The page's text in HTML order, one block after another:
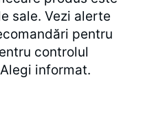
sale. Vezi alerte
pentru
controlul
informat.